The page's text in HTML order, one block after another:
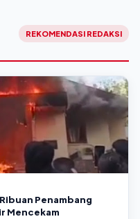
REKOMENDASI REDAKSI
Penambang
Timur Berakhir Mencekam